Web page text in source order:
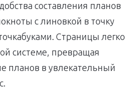
составления планов
с линовкой в точку
Страницы легко
системе, превращая
планов в увлекательный